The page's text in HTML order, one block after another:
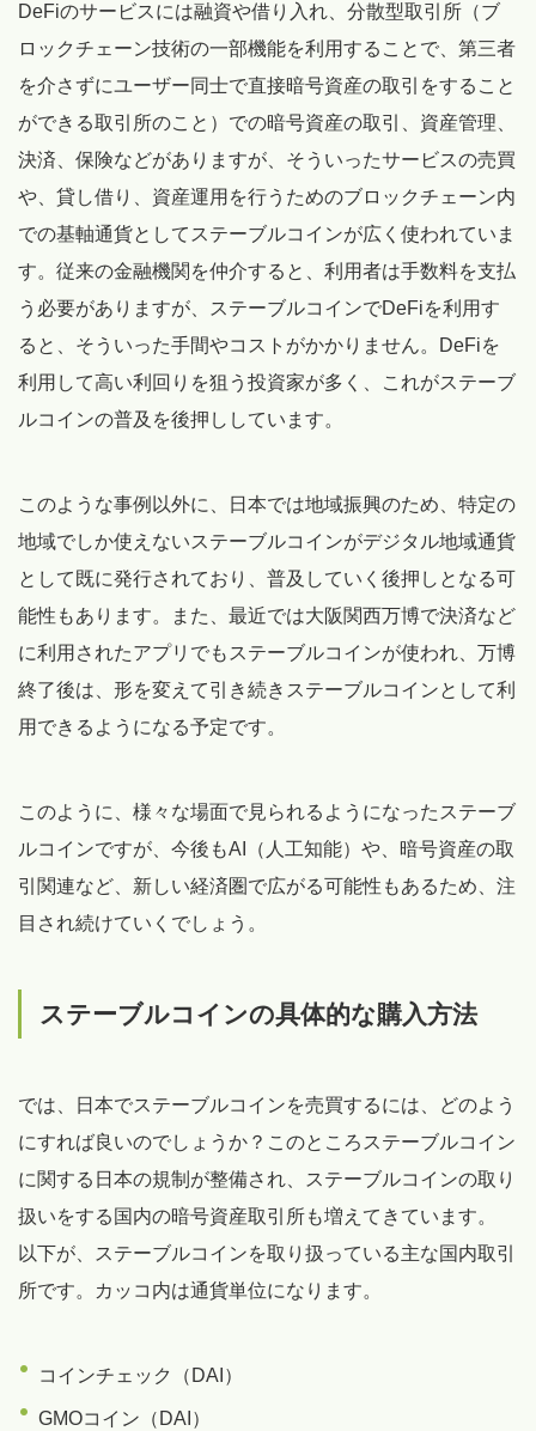
DeFiのサービスには融資や借り入れ、分散型取引所（ブ
ロックチェーン技術の一部機能を利用することで、第三者
を介さずにユーザー同士で直接暗号資産の取引をすること
ができる取引所のこと）での暗号資産の取引、資産管理、
決済、保険などがありますが、そういったサービスの売買
や、貸し借り、資産運用を行うためのブロックチェーン内
での基軸通貨としてステーブルコインが広く使われていま
す。従来の金融機関を仲介すると、利用者は手数料を支払
う必要がありますが、ステーブルコインでDeFiを利用す
ると、そういった手間やコストがかかりません。DeFiを
利用して高い利回りを狙う投資家が多く、これがステーブ
ルコインの普及を後押ししています。
このような事例以外に、日本では地域振興のため、特定の
地域でしか使えないステーブルコインがデジタル地域通貨
として既に発行されており、普及していく後押しとなる可
能性もあります。また、最近では大阪関西万博で決済など
に利用されたアプリでもステーブルコインが使われ、万博
終了後は、形を変えて引き続きステーブルコインとして利
用できるようになる予定です。
このように、様々な場面で見られるようになったステーブ
ルコインですが、今後もAI（人工知能）や、暗号資産の取
引関連など、新しい経済圏で広がる可能性もあるため、注
目され続けていくでしょう。
ステーブルコインの具体的な購入方法
では、日本でステーブルコインを売買するには、どのよう
にすれば良いのでしょうか？このところステーブルコイン
に関する日本の規制が整備され、ステーブルコインの取り
扱いをする国内の暗号資産取引所も増えてきています。
以下が、ステーブルコインを取り扱っている主な国内取引
所です。カッコ内は通貨単位になります。
コインチェック（DAI）
GMOコイン（DAI）